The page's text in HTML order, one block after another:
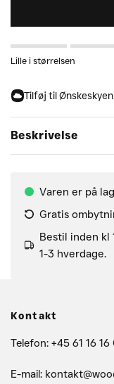
Lille i størrelsen
Tilføj til Ønskeskyen
Beskrivelse
Varen er på
Gratis
Bestil inden kl
1-3 hverdage.
Kontakt
Telefon: +45 61 16 16
E-mail: